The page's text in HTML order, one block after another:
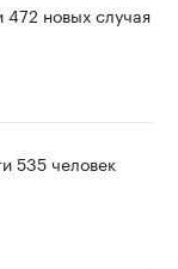
472 новых случая
535 человек